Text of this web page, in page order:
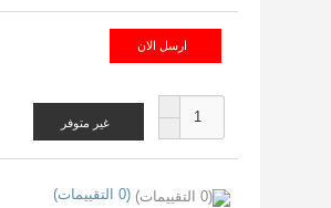
ارسل الان
غير متوفر
(0 التقييمات)